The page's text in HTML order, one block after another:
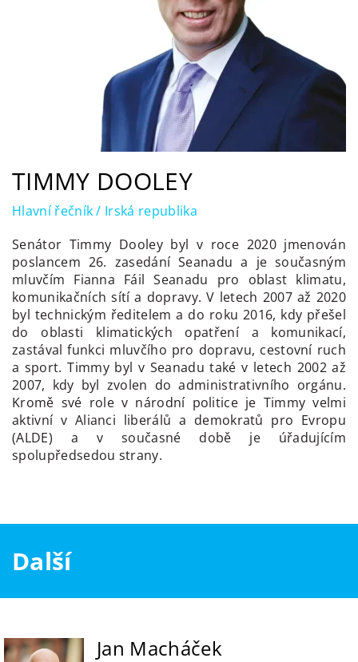
TIMMY DOOLEY
Hlavní řečník / Irská republika
Senátor Timmy Dooley byl v roce 2020 jmenován
poslancem 26. zasedání Seanadu a je současným
mluvčím Fianna Fáil Seanadu pro oblast klimatu,
komunikačních sítí a dopravy. V letech 2007 až 2020
byl technickým ředitelem a do roku 2016, kdy přešel
do oblasti klimatických opatření a komunikací,
zastával funkci mluvčího pro dopravu, cestovní ruch
a sport. Timmy byl v Seanadu také v letech 2002 až
2007, kdy byl zvolen do administrativního orgánu.
Kromě své role v národní politice je Timmy velmi
aktivní v Alianci liberálů a demokratů pro Evropu
(ALDE) a v současné době je úřadujícím
spolupředsedou strany.
Další
Jan Macháček